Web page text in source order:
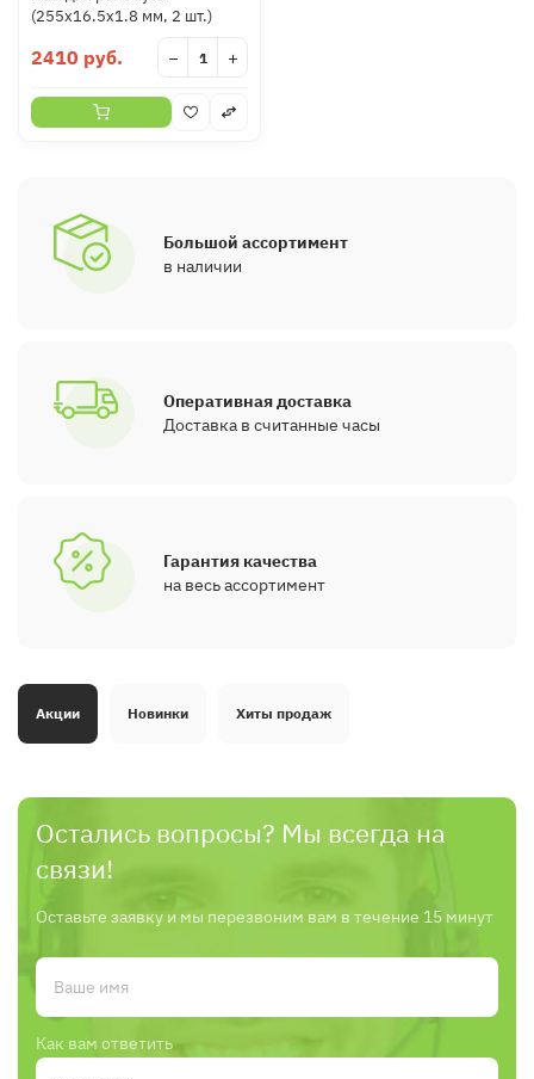
(255x16.5x1.8 мм, 2 шт.)
2410 руб. − +
Большой ассортимент
в наличии
Оперативная доставка
Доставка в считанные часы
Гарантия качества
на весь ассортимент
Акции Новинки Хиты продаж
Остались вопросы? Мы всегда на
связи!
Оставьте заявку и мы перезвоним вам в течение 15 минут
Как вам ответить